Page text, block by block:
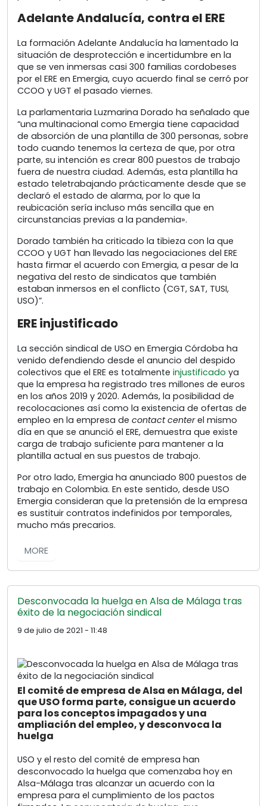
Adelante Andalucía, contra el ERE
La formación Adelante Andalucía ha lamentado la
situación de desprotección e incertidumbre en la
que se ven inmersas casi 300 familias cordobeses
por el ERE en Emergia, cuyo acuerdo final se cerró por
CCOO y UGT el pasado viernes.
La parlamentaria Luzmarina Dorado ha señalado que
“una multinacional como Emergia tiene capacidad
de absorción de una plantilla de 300 personas, sobre
todo cuando tenemos la certeza de que, por otra
parte, su intención es crear 800 puestos de trabajo
fuera de nuestra ciudad. Además, esta plantilla ha
estado teletrabajando prácticamente desde que se
declaró el estado de alarma, por lo que la
reubicación sería incluso más sencilla que en
circunstancias previas a la pandemia».
Dorado también ha criticado la tibieza con la que
CCOO y UGT han llevado las negociaciones del ERE
hasta firmar el acuerdo con Emergia, a pesar de la
negativa del resto de sindicatos que también
estaban inmersos en el conflicto (CGT, SAT, TUSI,
USO)”.
ERE injustificado
La sección sindical de USO en Emergia Córdoba ha
venido defendiendo desde el anuncio del despido
colectivos que el ERE es totalmente injustificado ya
que la empresa ha registrado tres millones de euros
en los años 2019 y 2020. Además, la posibilidad de
recolocaciones así como la existencia de ofertas de
empleo en la empresa de contact centerel mismo
día en que se anunció el ERE, demuestra que existe
carga de trabajo suficiente para mantener a la
plantilla actual en sus puestos de trabajo.
Por otro lado, Emergia ha anunciado 800 puestos de
trabajo en Colombia. En este sentido, desde USO
Emergia consideran que la pretensión de la empresa
es sustituir contratos indefinidos por temporales,
mucho más precarios.
MORE
Desconvocada la huelga en Alsa de Málaga tras
éxito de la negociación sindical
9 de julio de 2021 - 11:48
El comité de empresa de Alsa en Málaga, del
que USO forma parte, consigue un acuerdo
para los conceptos impagados y una
ampliación del empleo, y desconvoca la
huelga
USO y el resto del comité de empresa han
desconvocado la huelga que comenzaba hoy en
Alsa-Málaga tras alcanzar un acuerdo con la
empresa para el cumplimiento de los pactos